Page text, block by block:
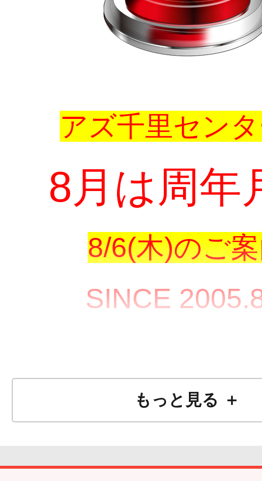
アズ千里セン
8月は周年
8/6(木)のご
SINCE
おかげさま
もっと見る ＋